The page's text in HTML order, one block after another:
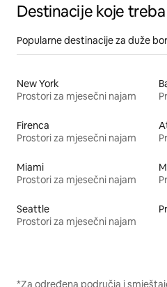
Destinacije koje
Popularne destinacije za duže
New York
Prostori za mjesečni najam
Firenca
Prostori za mjesečni najam
Miami
Prostori za mjesečni najam
Seattle
Prostori za mjesečni najam
*Za određena područja i